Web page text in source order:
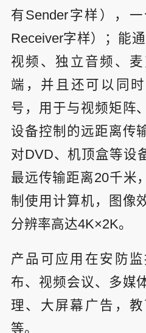
有Sender字样），
Receiver字样）；能
视频、独立音频、
端，并且还可以同
号，用于与视频矩阵
设备控制的远距离传
对DVD、机顶盒等设
最远传输距离20千米
制使用计算机，图像
分辨率高达4K×2K。
产品可应用在安防
布、视频会议、多媒
理、大屏幕广告，
等。